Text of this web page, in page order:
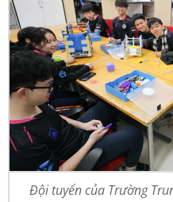
Đội tuyển của Trường